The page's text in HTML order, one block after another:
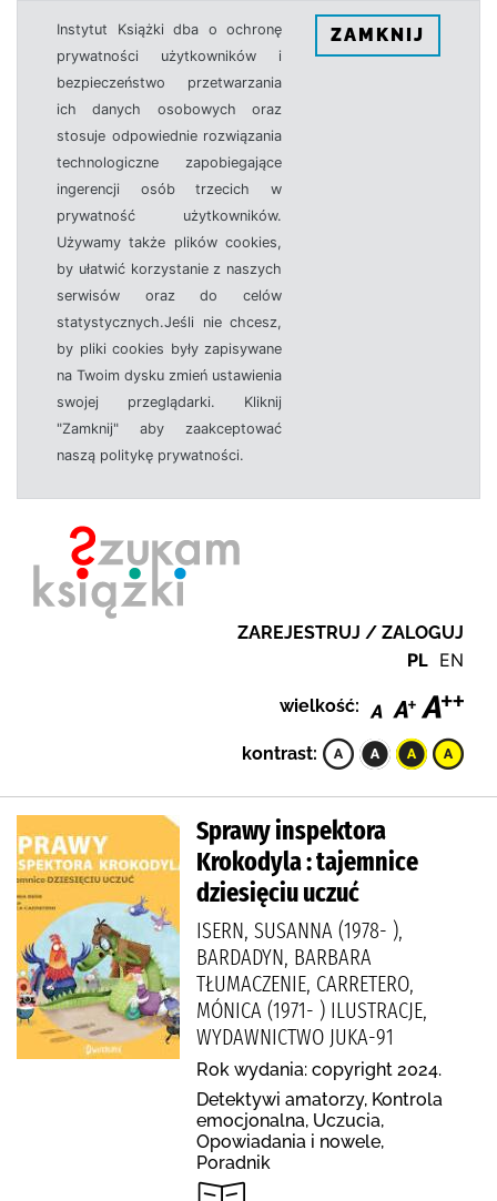
Instytut Książki dba o ochronę
prywatności użytkowników i
bezpieczeństwo przetwarzania
ich danych osobowych oraz
stosuje odpowiednie rozwiązania
technologiczne zapobiegające
ingerencji osób trzecich w
prywatność użytkowników.
Używamy także plików cookies,
by ułatwić korzystanie z naszych
serwisów oraz do celów
statystycznych.Jeśli nie chcesz,
by pliki cookies były zapisywane
na Twoim dysku zmień ustawienia
swojej przeglądarki. Kliknij
"Zamknij" aby zaakceptować
naszą politykę prywatności.
ZAMKNIJ
ZAREJESTRUJ / ZALOGUJ
PL EN
wielkość:
kontrast:
Sprawy inspektora
Krokodyla : tajemnice
dziesięciu uczuć
ISERN, SUSANNA (1978- ),
BARDADYN, BARBARA
TŁUMACZENIE, CARRETERO,
MÓNICA (1971- ) ILUSTRACJE,
WYDAWNICTWO JUKA-91
Rok wydania: copyright 2024.
Detektywi amatorzy, Kontrola
emocjonalna, Uczucia,
Opowiadania i nowele,
Poradnik